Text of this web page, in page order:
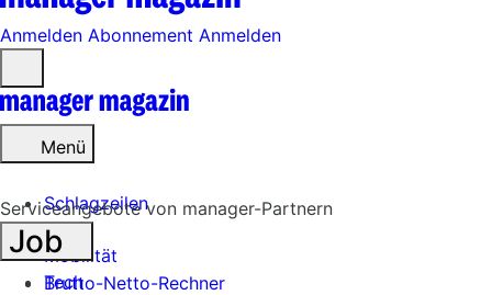
Anmelden Abonnement Anmelden
öffnen
Menü
Schlagzeilen
Mobilität
Tech
Serviceangebote von manager-Partnern
Job
Brutto-Netto-Rechner